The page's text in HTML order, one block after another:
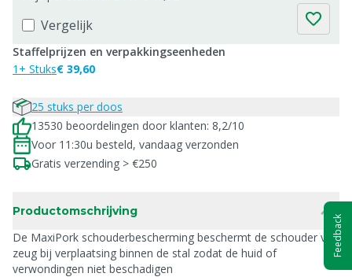
Vergelijk
Staffelprijzen en verpakkingseenheden
1+ Stuks€ 39,60
25 stuks per doos
13530 beoordelingen door klanten: 8,2/10
Voor 11:30u besteld, vandaag verzonden
Gratis verzending > €250
Productomschrijving
De MaxiPork schouderbescherming beschermt de schouder van
zeug bij verplaatsing binnen de stal zodat de huid of
verwondingen niet beschadigen
Feedback